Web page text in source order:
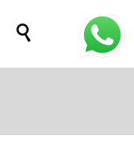
Skip